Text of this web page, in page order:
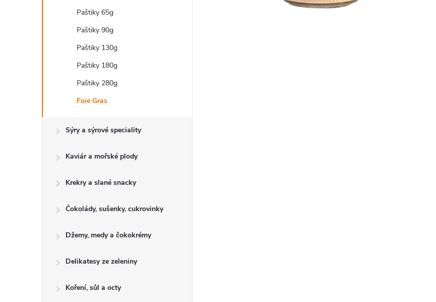
Paštiky 65g
Paštiky 90g
Paštiky 130g
Paštiky 180g
Paštiky 280g
Foie Gras
Sýry a sýrové speciality
Kaviár a mořské plody
Krekry a slané snacky
Čokolády, sušenky, cukrovinky
Džemy, medy a čokokrémy
Delikatesy ze zeleniny
Koření, sůl a octy